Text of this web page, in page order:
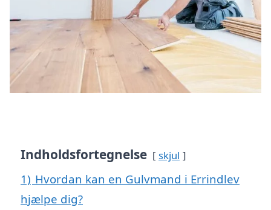
Indholdsfortegnelse skjul
1) Hvordan kan en Gulvmand i Errindlev
hjælpe dig?